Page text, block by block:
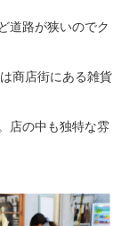
道路が狭いのでク
商店街にある雑貨
店の中も独特な雰